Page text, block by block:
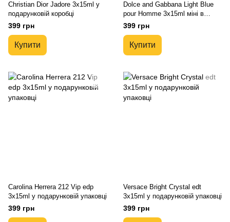
Christian Dior Jadore 3x15ml у
подарунковій коробці
399 грн
Купити
Dolce and Gabbana Light Blue
pour Homme 3x15ml міні в
подарунковій упаковці
399 грн
Купити
Carolina Herrera 212 Vip edp
3x15ml у подарунковій упаковці
399 грн
Versace Bright Crystal edt
3x15ml у подарунковій упаковці
399 грн